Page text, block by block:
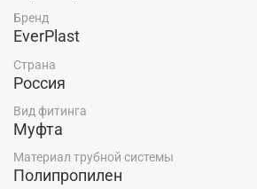
Бренд
EverPlast
Страна
Россия
Вид фитинга
Муфта
Материал трубной системы
Полипропилен